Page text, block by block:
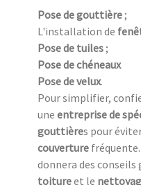
Pose de gouttière;
L'installation de
Pose de tuiles;
Pose de chéneaux
Pose de velux.
Pour simplifier,
une entreprise de
gouttières pour
couverture
donnera des
toitureet le